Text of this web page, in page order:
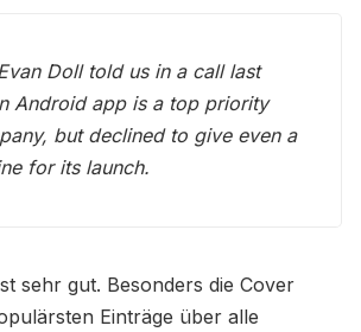
Doll told us in a call last
Android app is a top priority
but declined to give even a
for its launch.
sehr gut. Besonders die Cover
Einträge über alle